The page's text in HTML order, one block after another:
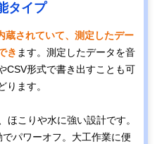
タイプ
されていて、測定したデー
き ます。測定したデータを音
CSV形式で書き出すことも可
ります。
ほこりや水に強い設計です。
パワーオフ。大工作業に便